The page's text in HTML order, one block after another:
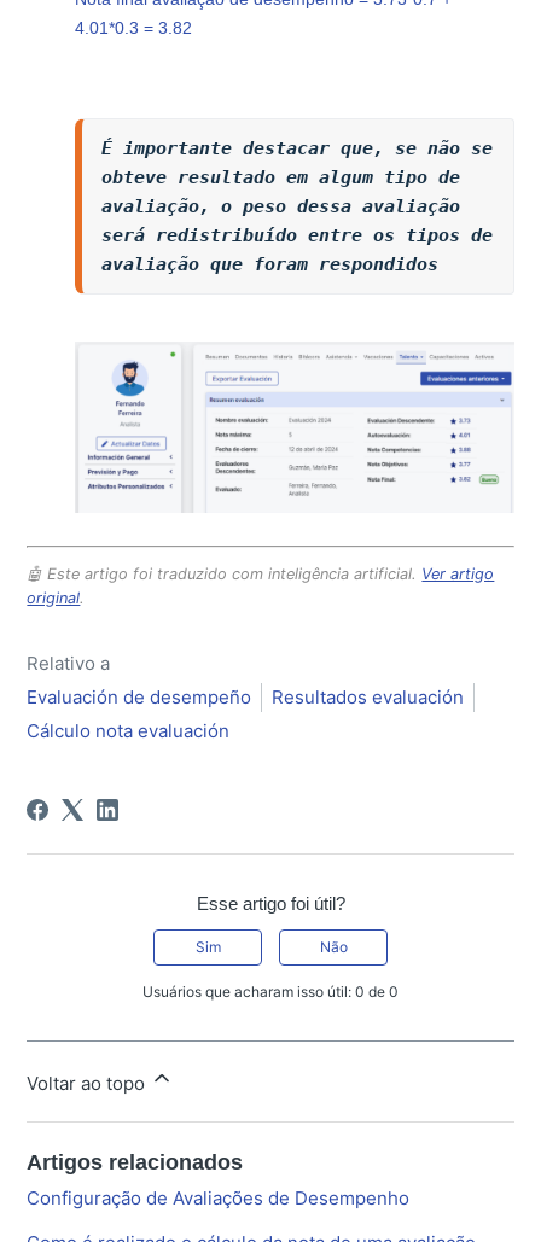
4.01*0.3 = 3.82
É importante destacar que, se não se
obteve resultado em algum tipo de
avaliação, o peso dessa avaliação
será redistribuído entre os tipos de
avaliação que foram respondidos
🤖 Este artigo foi traduzido com inteligência artificial. Ver artigo
original.
Relativo a
Evaluación de desempeño
Resultados evaluación
Cálculo nota evaluación
Esse artigo foi útil?
Sim Não
Usuários que acharam isso útil: 0 de 0
Voltar ao topo
Artigos relacionados
Configuração de Avaliações de Desempenho